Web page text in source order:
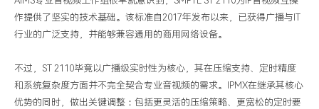
作提供了坚实的技术基础。该标准自2017年发布以来，已获得广播与 IT
行业的广泛支持，并能够兼容通用的商用网络设备。
不过， ST 2110毕竟以广播级实时性为核心，其在压缩支持、定时精度
和系统复杂度方面并不完全契合专业音视频的需求。
IPMX在继承其核心
优势的同时，做出关键调整：包括更灵活的压缩策略、更宽松的定时要